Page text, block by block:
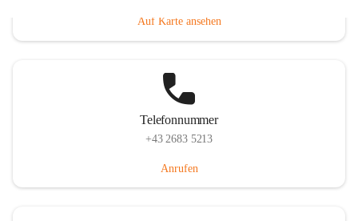
Auf Karte ansehen
Telefonnummer
+43 2683 5213
Anrufen